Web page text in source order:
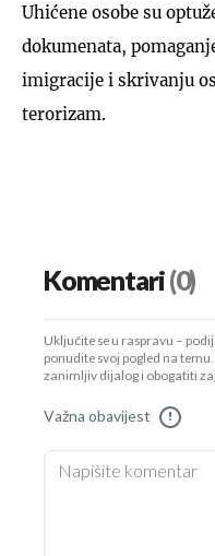
Uhićene osobe su
dokumenata,
imigracije i skrivanju
terorizam.
Komentari(0)
Uključite se u raspravu –
ponudite svoj pogled na
zanimljiv dijalog i obogatiti
Važna obavijest !